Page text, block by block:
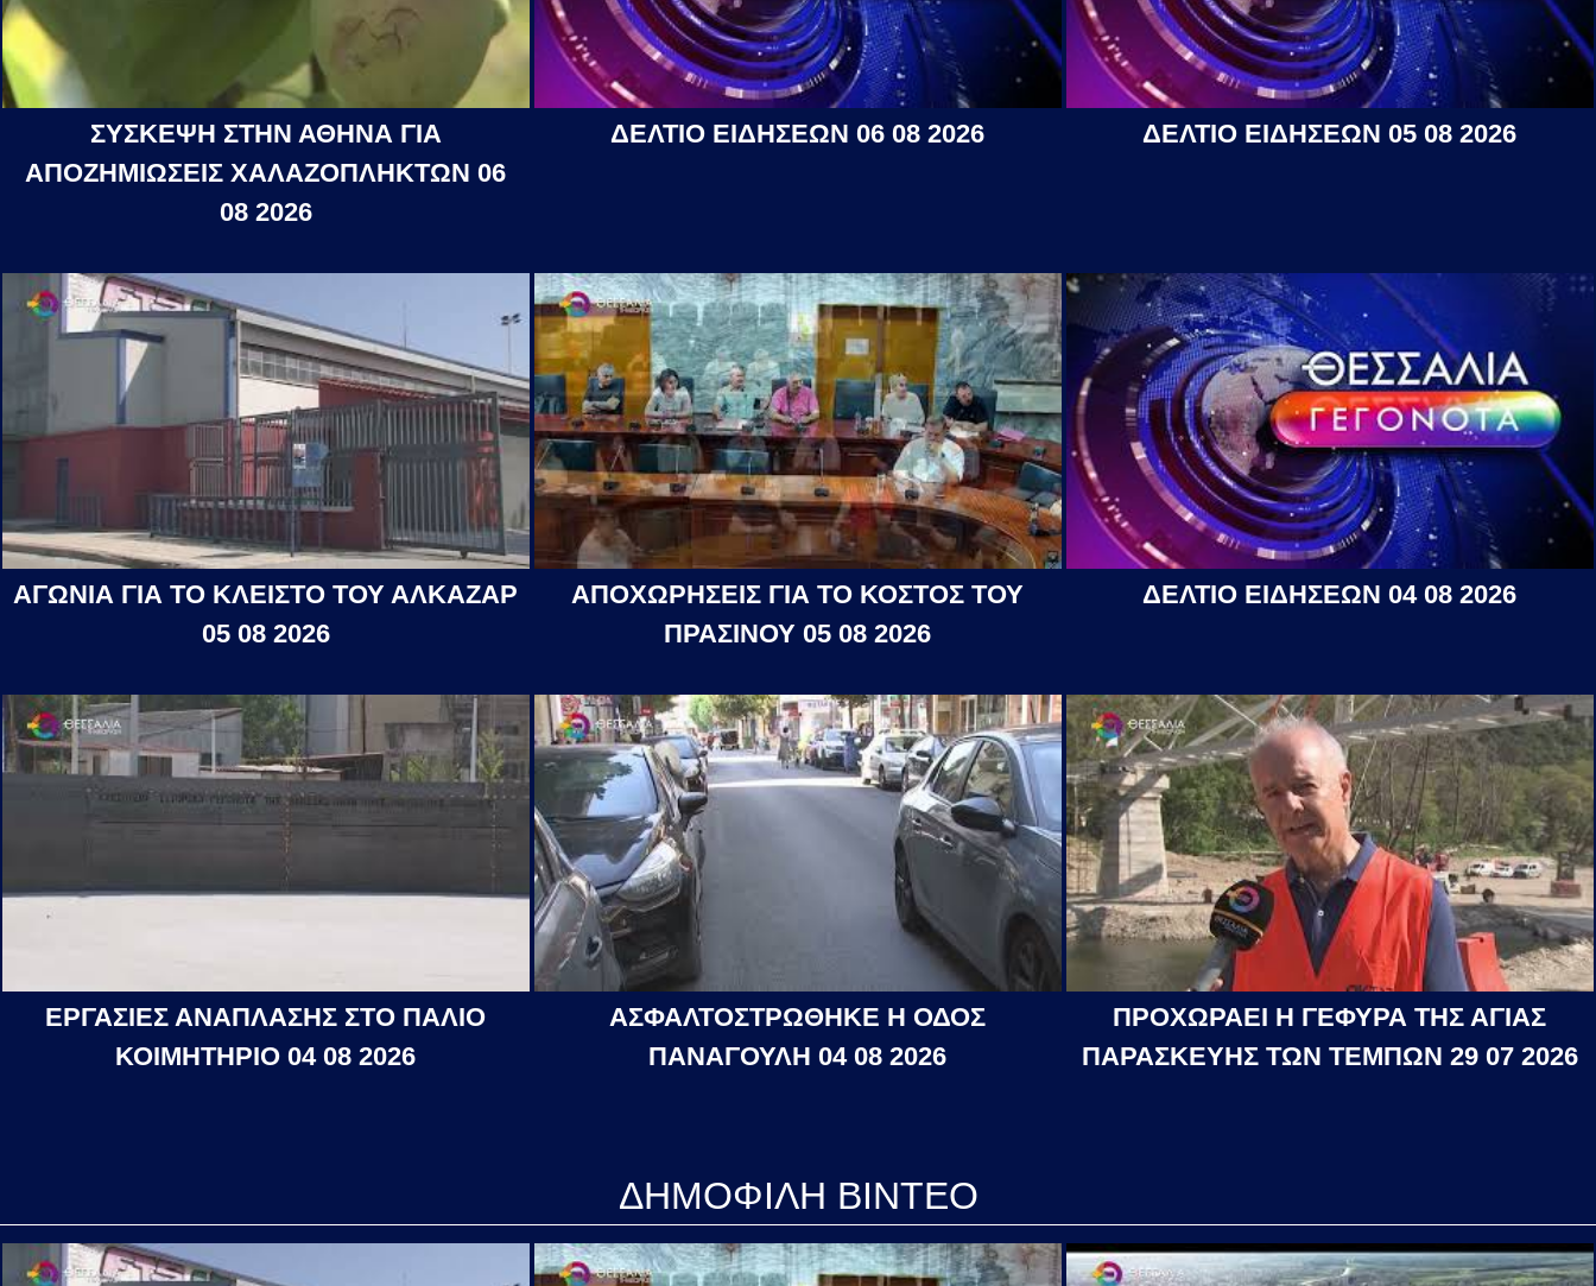
ΣΥΣΚΕΨΗ ΣΤΗΝ ΑΘΗΝΑ ΓΙΑ
ΑΠΟΖΗΜΙΩΣΕΙΣ ΧΑΛΑΖΟΠΛΗΚΤΩΝ 06
08 2026
ΔΕΛΤΙΟ ΕΙΔΗΣΕΩΝ 06 08 2026 ΔΕΛΤΙΟ ΕΙΔΗΣΕΩΝ 05 08 2026
ΑΓΩΝΙΑ ΓΙΑ ΤΟ ΚΛΕΙΣΤΟ ΤΟΥ ΑΛΚΑΖΑΡ
05 08 2026
ΑΠΟΧΩΡΗΣΕΙΣ ΓΙΑ ΤΟ ΚΟΣΤΟΣ ΤΟΥ
ΠΡΑΣΙΝΟΥ 05 08 2026
ΔΕΛΤΙΟ ΕΙΔΗΣΕΩΝ 04 08 2026
ΕΡΓΑΣΙΕΣ ΑΝΑΠΛΑΣΗΣ ΣΤΟ ΠΑΛΙΟ
ΚΟΙΜΗΤΗΡΙΟ 04 08 2026
ΑΣΦΑΛΤΟΣΤΡΩΘΗΚΕ Η ΟΔΟΣ
ΠΑΝΑΓΟΥΛΗ 04 08 2026
ΠΡΟΧΩΡΑΕΙ Η ΓΕΦΥΡΑ ΤΗΣ ΑΓΙΑΣ
ΠΑΡΑΣΚΕΥΗΣ ΤΩΝ ΤΕΜΠΩΝ 29 07 2026
ΔΗΜΟΦΙΛΗ ΒΙΝΤΕΟ